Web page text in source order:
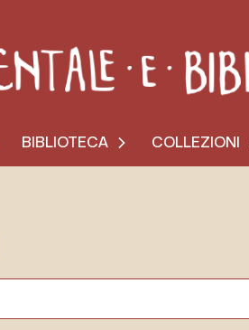
BIBLIOTECA COLLEZIONI